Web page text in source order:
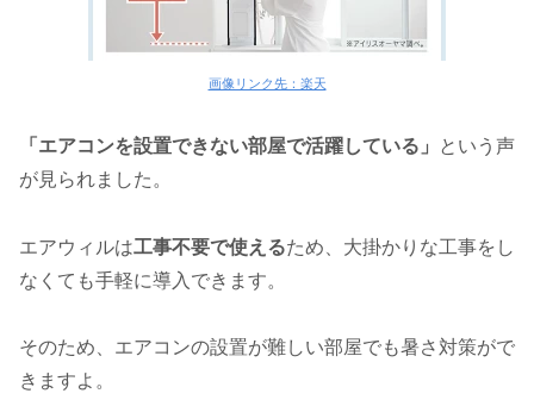
画像リンク先：楽天
「エアコンを設置できない部屋で活躍している」
という声
が見られました。
エアウィルは工事不要で使えるため、大掛かりな工事をし
なくても手軽に導入できます。
そのため、エアコンの設置が難しい部屋でも暑さ対策がで
きますよ。